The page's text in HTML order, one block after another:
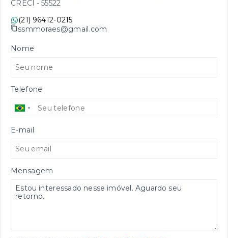
CRECI - 55522
(21) 96412-0215
ssmmoraes@gmail.com
Nome
Telefone
E-mail
Mensagem